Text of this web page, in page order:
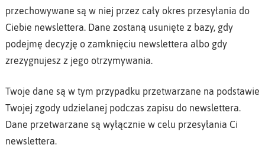
przechowywane są w niej przez cały okres przesyłania do
Ciebie newslettera. Dane zostaną usunięte z bazy, gdy
podejmę decyzję o zamknięciu newslettera albo gdy
zrezygnujesz z jego otrzymywania.
Twoje dane są w tym przypadku przetwarzane na podstawie
Twojej zgody udzielanej podczas zapisu do newslettera.
Dane przetwarzane są wyłącznie w celu przesyłania Ci
newslettera.